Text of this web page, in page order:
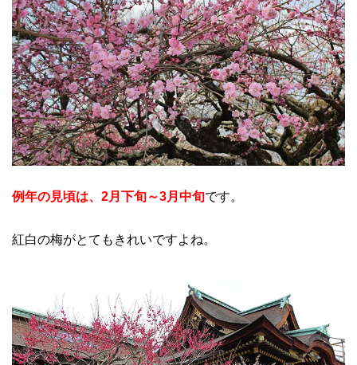
例年の見頃は、2月下旬～3月中旬です。
紅白の梅がとてもきれいですよね。